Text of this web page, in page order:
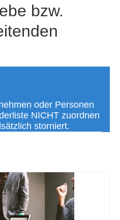
bzw.
oder Personen
NICHT zuordnen
storniert.